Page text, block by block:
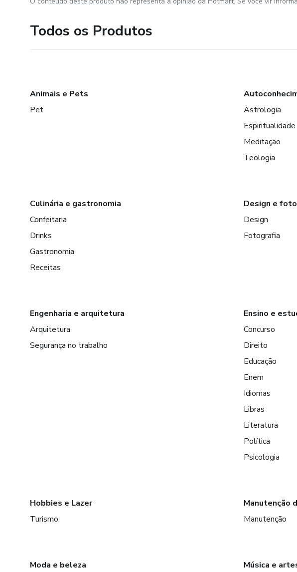
Todos os Produtos
Animais e Pets
Pet
Astrologia
Espiritualidade
Meditação
Teologia
Culinária e gastronomia
Confeitaria
Drinks
Gastronomia
Receitas
Design e
Design
Fotografia
Engenharia e arquitetura
Arquitetura
Segurança no trabalho
Ensino e
Concurso
Direito
Educação
Enem
Idiomas
Libras
Literatura
Política
Psicologia
Hobbies e Lazer
Turismo
Manutenção
Manutenção
Moda e beleza Música e